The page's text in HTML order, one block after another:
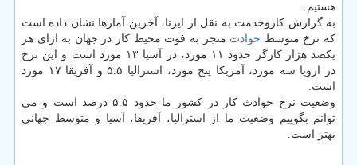
هستیم.
به گزارش کاروخدمت به نقل از ایرنا، آخرین آمارها نشان داده است
که نرخ متوسط حوادث منجر به فوت محیط کار در جهان به ازای هر
یکصد هزار کارگر حدود ۱۱ مورد، در آسیا ۱۳ مورد است و این نرخ
در اروپا سه مورد، آمریکا پنج مورد، استرالیا ۵.۵ و آفریقا ۱۷ مورد
است.
وضعیت نرخ حوادث کار در کشور ما حدود ۵.۵ درصد است و می
توانم بگوییم وضعیت ما از استرالیا، آفریقا، آسیا و متوسط جهانی
بهتر است.